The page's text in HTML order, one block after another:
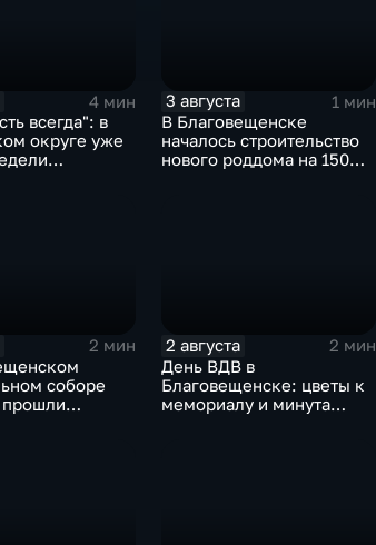
4 мин
всегда": в
округе уже
3 августа
1 мин
В Благовещенске
началось строительство
нового роддома на 150
2 мин
соборе
прошли
2 августа
2 мин
День ВДВ в
Благовещенске: цветы к
мемориалу и минута